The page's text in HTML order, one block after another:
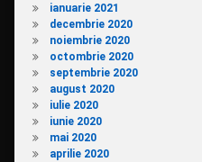
ianuarie 2021
decembrie 2020
noiembrie 2020
octombrie 2020
septembrie 2020
august 2020
iulie 2020
iunie 2020
mai 2020
aprilie 2020